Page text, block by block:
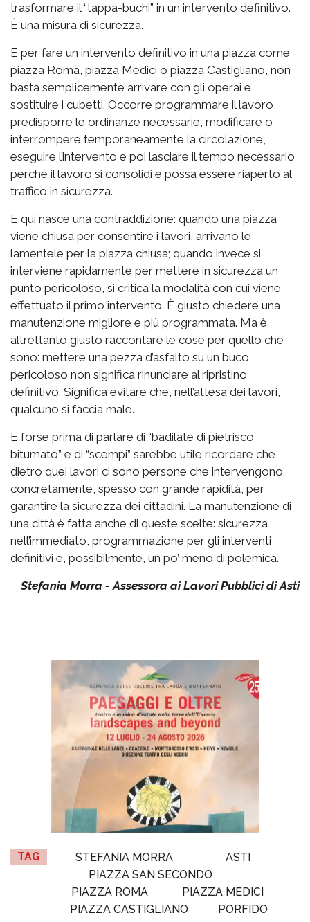
trasformare il “tappa-buchi” in un intervento definitivo.
È una misura di sicurezza.
E per fare un intervento definitivo in una piazza come
piazza Roma, piazza Medici o piazza Castigliano, non
basta semplicemente arrivare con gli operai e
sostituire i cubetti. Occorre programmare il lavoro,
predisporre le ordinanze necessarie, modificare o
interrompere temporaneamente la circolazione,
eseguire l’intervento e poi lasciare il tempo necessario
perché il lavoro si consolidi e possa essere riaperto al
traffico in sicurezza.
E qui nasce una contraddizione: quando una piazza
viene chiusa per consentire i lavori, arrivano le
lamentele per la piazza chiusa; quando invece si
interviene rapidamente per mettere in sicurezza un
punto pericoloso, si critica la modalità con cui viene
effettuato il primo intervento. È giusto chiedere una
manutenzione migliore e più programmata. Ma è
altrettanto giusto raccontare le cose per quello che
sono: mettere una pezza d’asfalto su un buco
pericoloso non significa rinunciare al ripristino
definitivo. Significa evitare che, nell’attesa dei lavori,
qualcuno si faccia male.
E forse prima di parlare di “badilate di pietrisco
bitumato” e di “scempi” sarebbe utile ricordare che
dietro quei lavori ci sono persone che intervengono
concretamente, spesso con grande rapidità, per
garantire la sicurezza dei cittadini. La manutenzione di
una città è fatta anche di queste scelte: sicurezza
nell’immediato, programmazione per gli interventi
definitivi e, possibilmente, un po’ meno di polemica.
Stefania Morra - Assessora ai Lavori Pubblici di Asti
TAG STEFANIA MORRA
ASTI
PIAZZA SAN SECONDO
PIAZZA ROMA
PIAZZA MEDICI
PIAZZA CASTIGLIANO
PORFIDO